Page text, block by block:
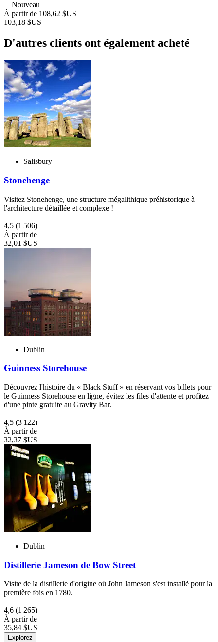
Nouveau
À partir de 108,62 $US
103,18 $US
D'autres clients ont également acheté
Salisbury
Stonehenge
Visitez Stonehenge, une structure mégalithique préhistorique à
l'architecture détaillée et complexe !
4,5 (1 506)
À partir de
32,01 $US
Dublin
Guinness Storehouse
Découvrez l'histoire du « Black Stuff » en réservant vos billets pour
le Guinness Storehouse en ligne, évitez les files d'attente et profitez
d'une pinte gratuite au Gravity Bar.
4,5 (3 122)
À partir de
32,37 $US
Dublin
Distillerie Jameson de Bow Street
Visite de la distillerie d'origine où John Jameson s'est installé pour la
première fois en 1780.
4,6 (1 265)
À partir de
35,84 $US
Explorez